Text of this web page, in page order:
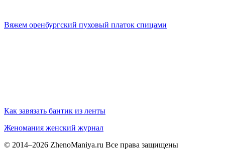
Вяжем оренбургский пуховый платок спицами
Как завязать бантик из ленты
Женомания женский журнал
© 2014–2026 ZhenoManiya.ru Все права защищены